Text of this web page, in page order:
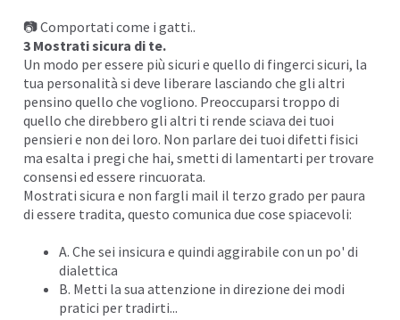
📷 Comportati come i gatti..
3 Mostrati sicura di te.
Un modo per essere più sicuri e quello di fingerci sicuri, la
tua personalità si deve liberare lasciando che gli altri
pensino quello che vogliono. Preoccuparsi troppo di
quello che direbbero gli altri ti rende sciava dei tuoi
pensieri e non dei loro. Non parlare dei tuoi difetti fisici
ma esalta i pregi che hai, smetti di lamentarti per trovare
consensi ed essere rincuorata.
Mostrati sicura e non fargli mail il terzo grado per paura
di essere tradita, questo comunica due cose spiacevoli:
A. Che sei insicura e quindi aggirabile con un po' di
dialettica
B. Metti la sua attenzione in direzione dei modi
pratici per tradirti...